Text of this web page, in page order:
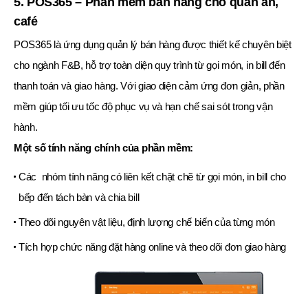
café
POS365 là ứng dụng quản lý bán hàng được thiết kế chuyên biệt
cho ngành F&B, hỗ trợ toàn diện quy trình từ gọi món, in bill đến
thanh toán và giao hàng. Với giao diện cảm ứng đơn giản, phần
mềm giúp tối ưu tốc độ phục vụ và hạn chế sai sót trong vận
hành.
Một số tính năng chính của phần mềm:
Các nhóm tính năng có liên kết chặt chẽ từ gọi món, in bill cho
bếp đến tách bàn và chia bill
Theo dõi nguyên vật liệu, định lượng chế biến của từng món
Tích hợp chức năng đặt hàng online và theo dõi đơn giao hàng